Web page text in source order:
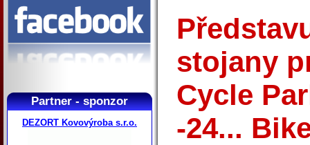
Partner - sponzor
DEZORT Kovovýroba s.r.o.
stojany
Cycle
-24...